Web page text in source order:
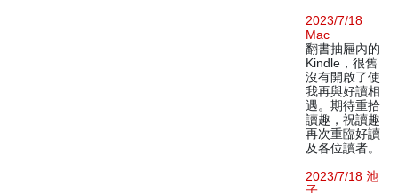
2023/7/18
Mac
翻書抽屜內的
Kindle，很舊
沒有開啟了使
我再與好讀相
遇。期待重拾
讀趣，祝讀趣
再次重臨好讀
及各位讀者。
2023/7/18 池